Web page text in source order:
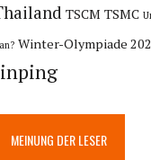
TSCM TSMC
Winter-Olympiade
MEINUNG DER LESER